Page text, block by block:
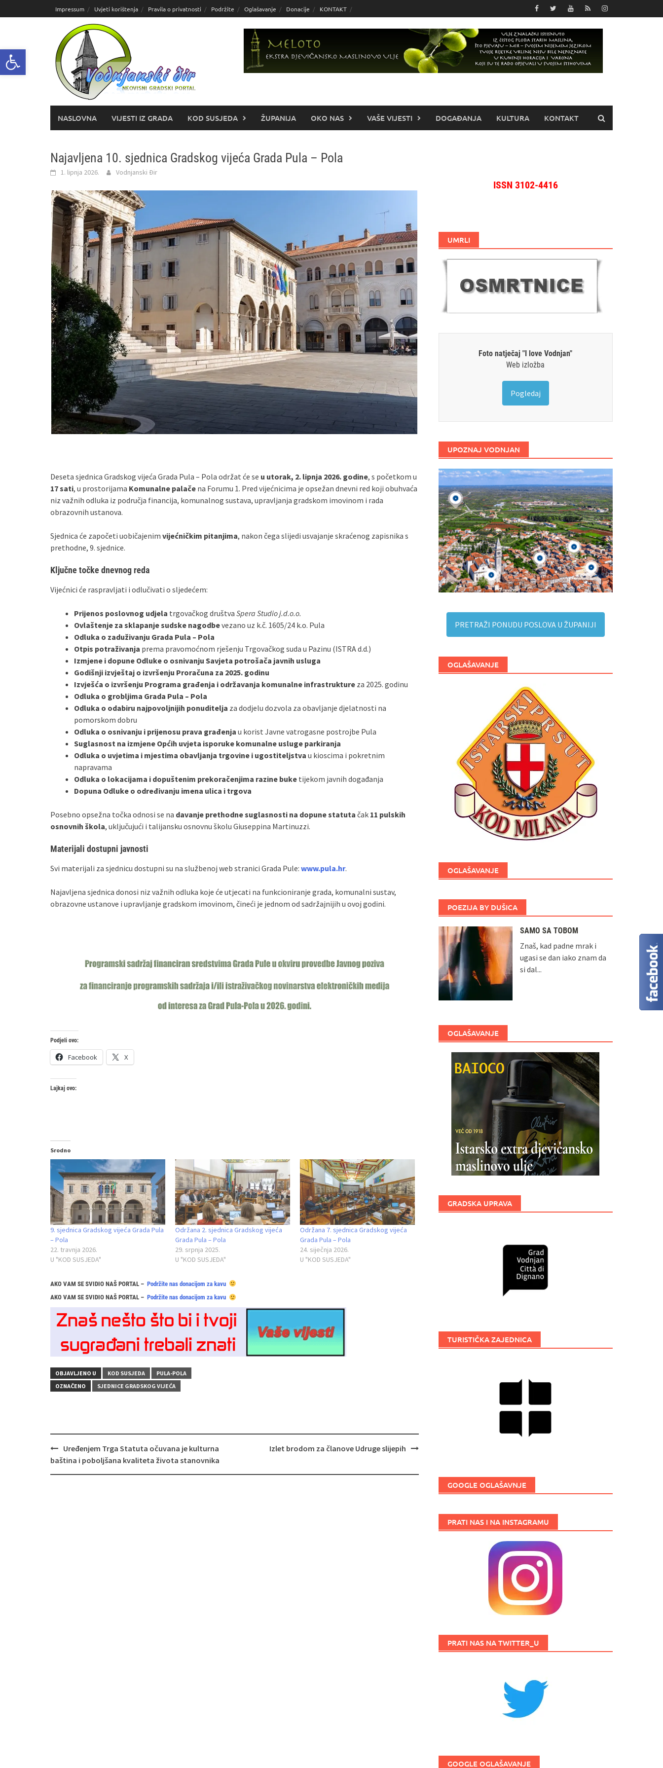
Open toolbar
do
Impressum Uvjeti korištenja Pravila o privatnosti Podržite Oglašavanje Donacije KONTAKT
NASLOVNA VIJESTI IZ GRADA KOD SUSJEDA ŽUPANIJA OKO NAS VAŠE VIJESTI DOGAĐANJA KULTURA KONTAKT
Najavljena 10. sjednica Gradskog vijeća Grada Pula – Pola
1. lipnja 2026. Vodnjanski Đir
Deseta sjednica Gradskog vijeća Grada Pula – Pola održat će se u utorak, 2. lipnja 2026. godine, s početkom u
17 sati, u prostorijama Komunalne palače na Forumu 1. Pred vijećnicima je opsežan dnevni red koji obuhvaća
niz važnih odluka iz područja financija, komunalnog sustava, upravljanja gradskom imovinom i rada
obrazovnih ustanova.
Sjednica će započeti uobičajenim vijećničkim pitanjima, nakon čega slijedi usvajanje skraćenog zapisnika s
prethodne, 9. sjednice.
Ključne točke dnevnog reda
Vijećnici će raspravljati i odlučivati o sljedećem:
Prijenos poslovnog udjela trgovačkog društva Spera Studio j.d.o.o.
Ovlaštenje za sklapanje sudske nagodbevezano uz k.č. 1605/24 k.o. Pula
Odluka o zaduživanju Grada Pula – Pola
Otpis potraživanja prema pravomoćnom rješenju Trgovačkog suda u Pazinu (ISTRA d.d.)
Izmjene i dopune Odluke o osnivanju Savjeta potrošača javnih usluga
Godišnji izvještaj o izvršenju Proračuna za 2025. godinu
Izvješća o izvršenju Programa građenja i održavanja komunalne infrastrukture za 2025. godinu
Odluka o grobljima Grada Pula – Pola
Odluka o odabiru najpovoljnijih ponuditelja za dodjelu dozvola za obavljanje djelatnosti na
pomorskom dobru
Odluka o osnivanju i prijenosu prava građenja u korist Javne vatrogasne postrojbe Pula
Suglasnost na izmjene Općih uvjeta isporuke komunalne usluge parkiranja
Odluka o uvjetima i mjestima obavljanja trgovine i ugostiteljstva u kioscima i pokretnim
napravama
Odluka o lokacijama i dopuštenim prekoračenjima razine buke tijekom javnih događanja
Dopuna Odluke o određivanju imena ulica i trgova
Posebno opsežna točka odnosi se na davanje prethodne suglasnosti na dopune statuta čak 11 pulskih
osnovnih škola, uključujući i talijansku osnovnu školu Giuseppina Martinuzzi.
Materijali dostupni javnosti
Svi materijali za sjednicu dostupni su na službenoj web stranici Grada Pule: www.pula.hr.
Najavljena sjednica donosi niz važnih odluka koje će utjecati na funkcioniranje grada, komunalni sustav,
obrazovne ustanove i upravljanje gradskom imovinom, čineći je jednom od sadržajnijih u ovoj godini.
Podjeli ovo:
Facebook X
Lajkaj ovo:
Srodno
9. sjednica Gradskog vijeća Grada Pula
– Pola
22. travnja 2026.
U "KOD SUSJEDA"
Održana 2. sjednica Gradskog vijeća
Grada Pula – Pola
29. srpnja 2025.
U "KOD SUSJEDA"
Održana 7. sjednica Gradskog vijeća
Grada Pula – Pola
24. siječnja 2026.
U "KOD SUSJEDA"
AKO VAM SE SVIDIO NAŠ PORTAL – Podržite nas donacijom za kavu
AKO VAM SE SVIDIO NAŠ PORTAL – Podržite nas donacijom za kavu
OBJAVLJENO U KOD SUSJEDA
PULA-POLA
OZNAČENO
SJEDNICE GRADSKOG VIJEĆA
Navigacija
objava
Uređenjem Trga Statuta očuvana je kulturna
baština i poboljšana kvaliteta života stanovnika
Izlet brodom za članove Udruge slijepih
ISSN 3102-4416
UMRLI
Foto natječaj "I love Vodnjan"
Web izložba
Pogledaj
UPOZNAJ VODNJAN
PRETRAŽI PONUDU POSLOVA U ŽUPANIJI
OGLAŠAVANJE
OGLAŠAVANJE
POEZIJA BY DUŠICA
SAMO SA TOBOM
Znaš, kad padne mrak i
ugasi se dan iako znam da
si dal...
OGLAŠAVANJE
GRADSKA UPRAVA
TURISTIČKA ZAJEDNICA
GOOGLE OGLAŠAVNJE
PRATI NAS I NA INSTAGRAMU
PRATI NAS NA TWITTER_U
GOOGLE OGLAŠAVANJE